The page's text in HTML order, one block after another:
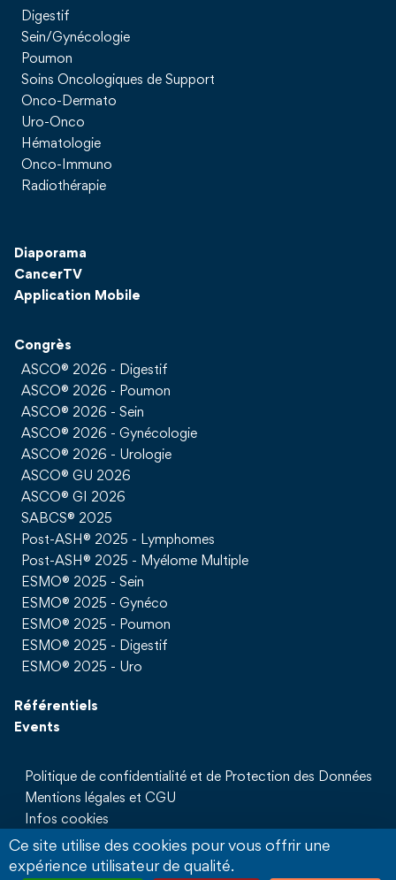
Digestif
Sein/Gynécologie
Poumon
Soins Oncologiques de Support
Onco-Dermato
Uro-Onco
Hématologie
Onco-Immuno
Radiothérapie
Diaporama
CancerTV
Application Mobile
Congrès
ASCO® 2026 - Digestif
ASCO® 2026 - Poumon
ASCO® 2026 - Sein
ASCO® 2026 - Gynécologie
ASCO® 2026 - Urologie
ASCO® GU 2026
ASCO® GI 2026
SABCS® 2025
Post-ASH® 2025 - Lymphomes
Post-ASH® 2025 - Myélome Multiple
ESMO® 2025 - Sein
ESMO® 2025 - Gynéco
ESMO® 2025 - Poumon
ESMO® 2025 - Digestif
ESMO® 2025 - Uro
Référentiels
Events
Politique de confidentialité et de Protection des Données
Mentions légales et CGU
Infos cookies
Qui sommes nous
Partenaires
Ce site utilise des cookies pour vous offrir une
expérience utilisateur de qualité.